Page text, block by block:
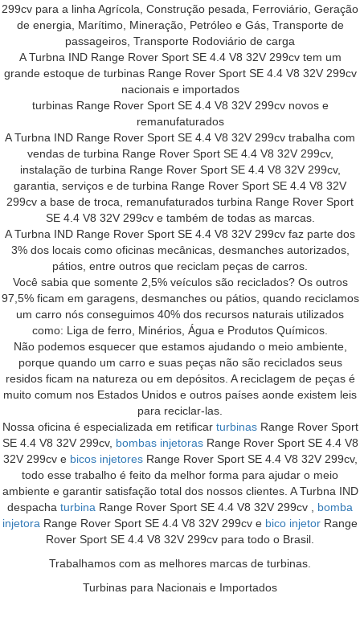
299cv para a linha Agrícola, Construção pesada, Ferroviário, Geração
de energia, Marítimo, Mineração, Petróleo e Gás, Transporte de
passageiros, Transporte Rodoviário de carga
A Turbna IND Range Rover Sport SE 4.4 V8 32V 299cv tem um
grande estoque de turbinas Range Rover Sport SE 4.4 V8 32V 299cv
nacionais e importados
turbinas Range Rover Sport SE 4.4 V8 32V 299cv novos e
remanufaturados
A Turbna IND Range Rover Sport SE 4.4 V8 32V 299cv trabalha com
vendas de turbina Range Rover Sport SE 4.4 V8 32V 299cv,
instalação de turbina Range Rover Sport SE 4.4 V8 32V 299cv,
garantia, serviços e de turbina Range Rover Sport SE 4.4 V8 32V
299cv a base de troca, remanufaturados turbina Range Rover Sport
SE 4.4 V8 32V 299cv e também de todas as marcas.
A Turbna IND Range Rover Sport SE 4.4 V8 32V 299cv faz parte dos
3% dos locais como oficinas mecânicas, desmanches autorizados,
pátios, entre outros que reciclam peças de carros.
Você sabia que somente 2,5% veículos são reciclados? Os outros
97,5% ficam em garagens, desmanches ou pátios, quando reciclamos
um carro nós conseguimos 40% dos recursos naturais utilizados
como: Liga de ferro, Minérios, Água e Produtos Químicos.
Não podemos esquecer que estamos ajudando o meio ambiente,
porque quando um carro e suas peças não são reciclados seus
residos ficam na natureza ou em depósitos. A reciclagem de peças é
muito comum nos Estados Unidos e outros países aonde existem leis
para reciclar-las.
Nossa oficina é especializada em retificar turbinasRange Rover Sport
SE 4.4 V8 32V 299cv, bombas injetorasRange Rover Sport SE 4.4 V8
32V 299cv e bicos injetoresRange Rover Sport SE 4.4 V8 32V 299cv,
todo esse trabalho é feito da melhor forma para ajudar o meio
ambiente e garantir satisfação total dos nossos clientes. A Turbna IND
despacha turbina Range Rover Sport SE 4.4 V8 32V 299cv , bomba
injetora Range Rover Sport SE 4.4 V8 32V 299cv e bico injetor Range
Rover Sport SE 4.4 V8 32V 299cv para todo o Brasil.
Trabalhamos com as melhores marcas de turbinas.
Turbinas para Nacionais e Importados